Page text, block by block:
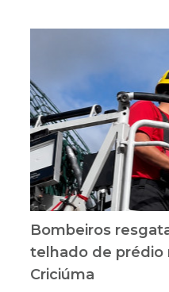
Bombeiros
telhado de prédio
Criciúma